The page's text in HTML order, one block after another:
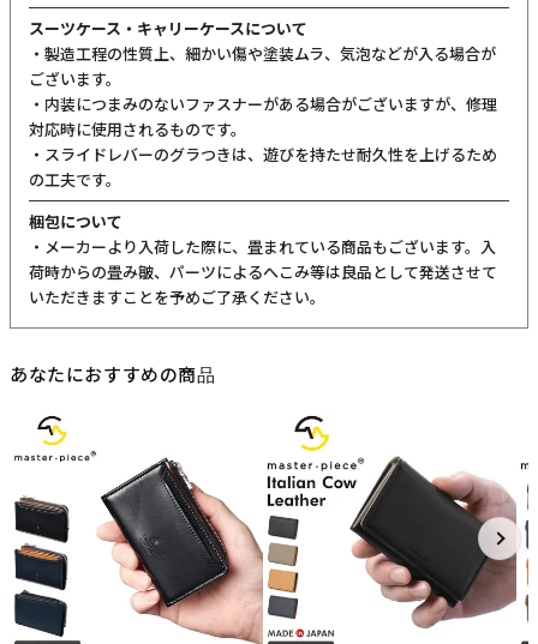
スーツケース・キャリーケースについて
・製造工程の性質上、細かい傷や塗装ムラ、気泡などが入る場合が
ございます。
・内装につまみのないファスナーがある場合がございますが、修理
対応時に使用されるものです。
・スライドレバーのグラつきは、遊びを持たせ耐久性を上げるため
の工夫です。
梱包について
・メーカーより入荷した際に、畳まれている商品もございます。入
荷時からの畳み皺、パーツによるへこみ等は良品として発送させて
いただきますことを予めご了承ください。
あなたにおすすめの商品